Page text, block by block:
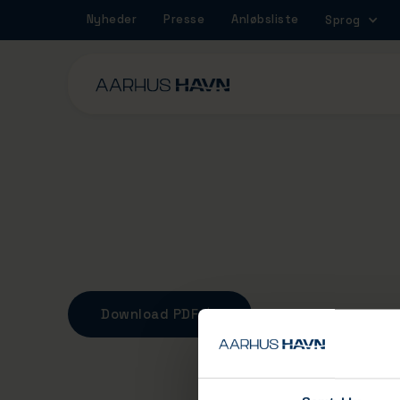
Nyheder Presse Anløbsliste Sprog
Download PDF